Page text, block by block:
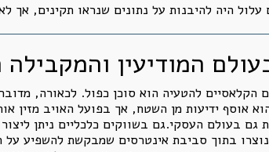
היה להיבנות על נתונים שנראו תקינים, אך
הקלאסיים להטעיה הוא סוכן כפול. לכאורה,
אוסף ידיעות מן השטח, אך בפועל האויב מזין
גם בעולם העסקי.גם בשווקים כלכליים ניתן
בתוך סביבת אינטרסים שמבקשת להשפיע